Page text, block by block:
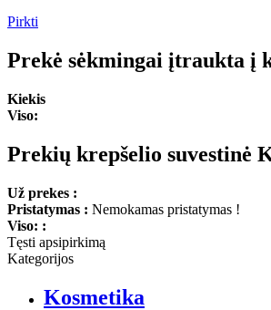
Pirkti
Prekė sėkmingai įtraukta į
Kiekis
Viso:
Prekių krepšelio suvestinė
Už prekes :
Pristatymas : Nemokamas pristatymas !
Viso: :
Tęsti apsipirkimą
Kategorijos
Kosmetika